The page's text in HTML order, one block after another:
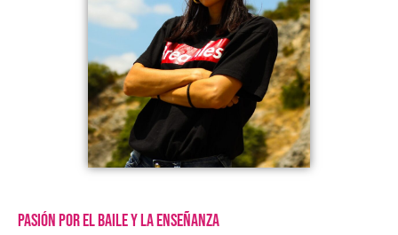
pasión por el baile y la enseñanza